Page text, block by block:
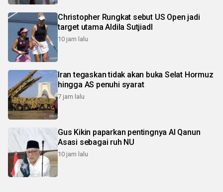
Christopher Rungkat sebut US Open jadi
target utama Aldila SutjiadI
10 jam lalu
Iran tegaskan tidak akan buka Selat Hormuz
hingga AS penuhi syarat
7 jam lalu
Gus Kikin paparkan pentingnya Al Qanun
Asasi sebagai ruh NU
10 jam lalu